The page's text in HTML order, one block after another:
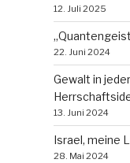
12. Juli 2025
22. Juni 2024
Gewalt in
13. Juni 2024
Israel, meine
28. Mai 2024